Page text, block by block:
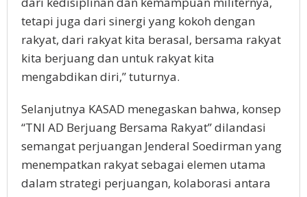
tetapi juga dari sinergi yang kokoh dengan
rakyat, dari rakyat kita berasal, bersama rakyat
kita berjuang dan untuk rakyat kita
mengabdikan diri,” tuturnya.
Selanjutnya KASAD menegaskan bahwa, konsep
“TNI AD Berjuang Bersama Rakyat” dilandasi
semangat perjuangan Jenderal Soedirman yang
menempatkan rakyat sebagai elemen utama
dalam strategi perjuangan, kolaborasi antara